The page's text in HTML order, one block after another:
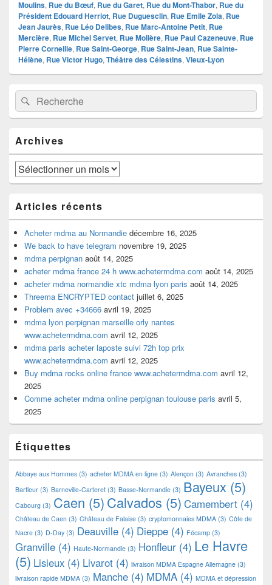
Moulins, Rue du Bœuf, Rue du Garet, Rue du Mont-Thabor, Rue du
Président Edouard Herriot, Rue Duguesclin, Rue Emile Zola, Rue
Jean Jaurès, Rue Léo Delibes, Rue Marc-Antoine Petit, Rue
Mercière, Rue Michel Servet, Rue Molière, Rue Paul Cazeneuve, Rue
Pierre Corneille, Rue Saint-George, Rue Saint-Jean, Rue Sainte-
Hélène, Rue Victor Hugo, Théâtre des Célestins, Vieux-Lyon
Zone
principale
de
widget
barre
latérale
Recherche :Rechercher
Archives
Archives
Articles récents
Acheter mdma au Normandie décembre 16, 2025
We back to have telegram novembre 19, 2025
mdma perpignan août 14, 2025
acheter mdma france 24 h www.achetermdma.com août 14, 2025
acheter mdma normandie xtc mdma lyon paris août 14, 2025
Threema ENCRYPTED contact juillet 6, 2025
Problem avec +34666 avril 19, 2025
mdma lyon perpignan marseille orly nantes
www.achetermdma.com avril 12, 2025
mdma paris acheter laposte suivi 72h top prix
www.achetermdma.com avril 12, 2025
Buy mdma rocks online france www.achetermdma.com avril 12,
2025
Comme acheter mdma online perpignan toulouse paris avril 5,
2025
Étiquettes
Abbaye aux Hommes (3) acheter MDMA en ligne (3) Alençon (3) Avranches (3)
Barfleur (3) Barneville-Carteret (3) Basse-Normandie (3) Bayeux (5)
Cabourg (3) Caen (5)Calvados (5) Camembert (4)
Château de Caen (3) Château de Falaise (3) cryptomonnaies MDMA (3) Côte de
Nacre (3) D-Day (3) Deauville (4) Dieppe (4) Fécamp (3)
Granville (4) Haute-Normandie (3) Honfleur (4) Le Havre
(5) Lisieux (4) Livarot (4) livraison MDMA Espagne Allemagne (3)
livraison rapide MDMA (3) Manche (4) MDMA (4) MDMA et dépression